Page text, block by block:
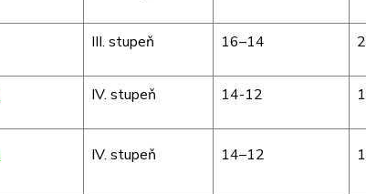
III. stupeň 16–14
IV. stupeň 14-12
IV. stupeň 14–12